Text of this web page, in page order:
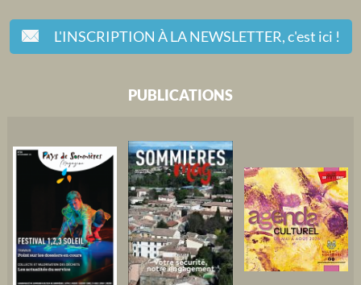
L'INSCRIPTION À LA NEWSLETTER,c'est ici !
PUBLICATIONS